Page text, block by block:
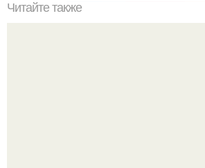
Читайте также